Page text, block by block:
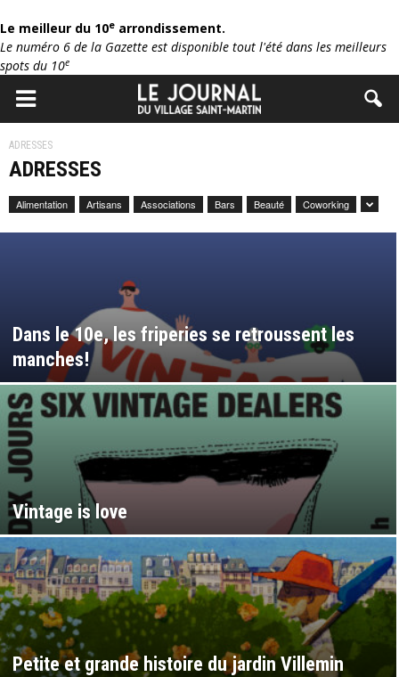
Le meilleur du 10e arrondissement.
Le numéro 6 de la Gazette est disponible tout l'été dans les meilleurs
spots du 10e
ADRESSES
ADRESSES
Alimentation Artisans Associations Bars Beauté Coworking
Dans le 10e, les friperies se retroussent les
manches!
Vintage is love
Petite et grande histoire du jardin Villemin